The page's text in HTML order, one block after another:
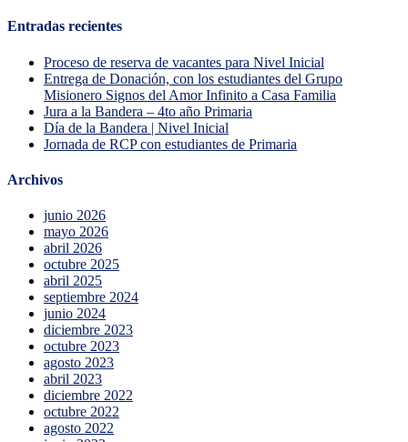
Entradas recientes
Proceso de reserva de vacantes para Nivel Inicial
Entrega de Donación, con los estudiantes del Grupo
Misionero Signos del Amor Infinito a Casa Familia
Jura a la Bandera – 4to año Primaria
Día de la Bandera | Nivel Inicial
Jornada de RCP con estudiantes de Primaria
Archivos
junio 2026
mayo 2026
abril 2026
octubre 2025
abril 2025
septiembre 2024
junio 2024
diciembre 2023
octubre 2023
agosto 2023
abril 2023
diciembre 2022
octubre 2022
agosto 2022